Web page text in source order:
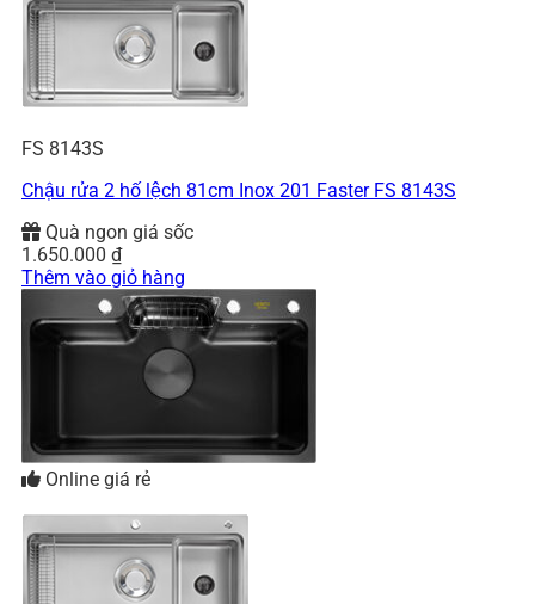
FS 8143S
Chậu rửa 2 hố lệch 81cm Inox 201 Faster FS 8143S
Quà ngon giá sốc
1.650.000 ₫
Thêm vào giỏ hàng
Online giá rẻ